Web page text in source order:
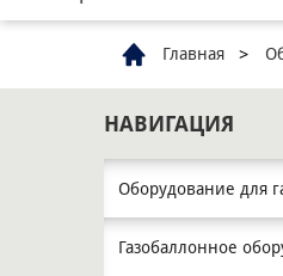
Главная
НАВИГАЦИЯ
Оборудование для
Газобаллонное